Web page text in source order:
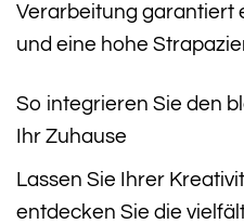
Verarbeitung garantiert
und eine hohe
So integrieren Sie den
Ihr Zuhause
Lassen Sie Ihrer
entdecken Sie die